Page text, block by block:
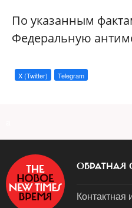
По указанным
Федеральную
X (Twitter) Telegram
ОБРАТНАЯ